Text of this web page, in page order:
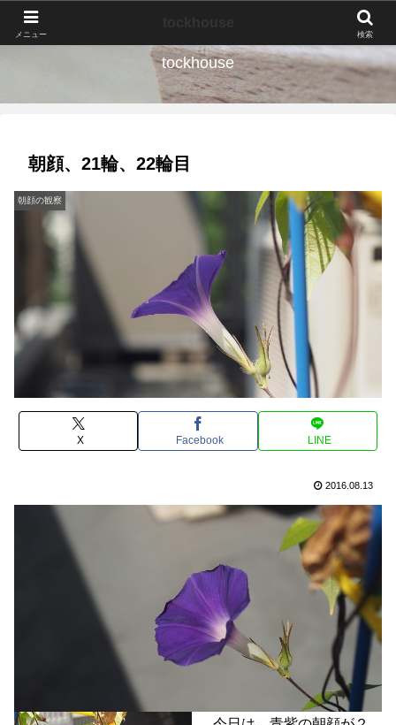
tockhouse
朝顔、21輪、22輪目
朝顔の観察
X Facebook LINE
2016.08.13
メニュー 検索